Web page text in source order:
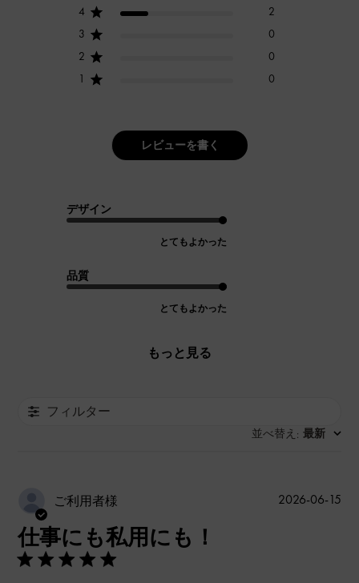
4
2
3
0
2
0
1
0
レビューを書く
デザイン
とてもよかった
品質
とてもよかった
もっと見る
フィルター
並べ替え : 最新
ご利用者様
仕事にも私用にも！
公
2026-06-15